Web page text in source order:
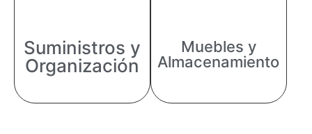
Suministros y
Organización
Muebles y
Almacenamiento